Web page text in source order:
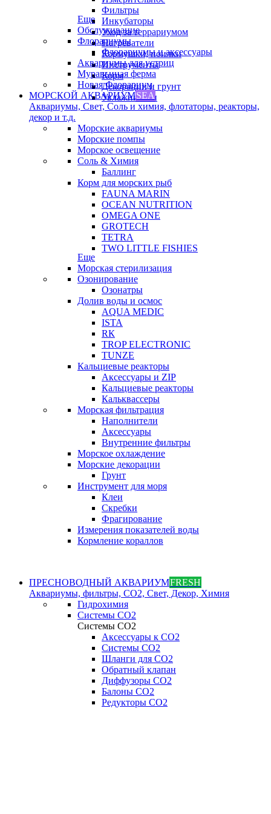
Фильтры
Инкубаторы
Уход за террариумом
Нагреватели
Кормушки, поилки
Инструменты
Корм
Декорации и грунт
Увлажнители
Еще
Обслуживание
Флорариумы
Флорариумы и аксессуары
Аквариумы для устриц
Муравьиная ферма
Новая Флорариум
МОРСКОЙ АКВАРИУМSEA
Аквариумы, Свет, Соль и химия, флотаторы, реакторы,
декор и т.д.
Морские аквариумы
Морские помпы
Морское освещение
Соль & Химия
Баллинг
Корм для морских рыб
FAUNA MARIN
OCEAN NUTRITION
OMEGA ONE
GROTECH
TETRA
TWO LITTLE FISHIES
Еще
Морская стерилизация
Озонирование
Озонатры
Долив воды и осмос
AQUA MEDIC
ISTA
RК
TROP ELECTRONIC
TUNZE
Кальциевые реакторы
Аксессуары и ZIP
Кальциевые реакторы
Кальквассеры
Морская фильтрация
Наполнители
Аксессуары
Внутренние фильтры
Морское охлаждение
Морские декорации
Грунт
Инструмент для моря
Клеи
Скребки
Фрагирование
Измерения показателей воды
Кормление кораллов
ПРЕСНОВОДНЫЙ АКВАРИУМFRESH
Аквариумы, фильтры, СО2, Свет, Декор, Химия
Гидрохимия
Системы СО2
Системы СО2
Аксессуары к СО2
Системы СО2
Шланги для CO2
Обратный клапан
Диффузоры СO2
Балоны CO2
Редукторы CO2